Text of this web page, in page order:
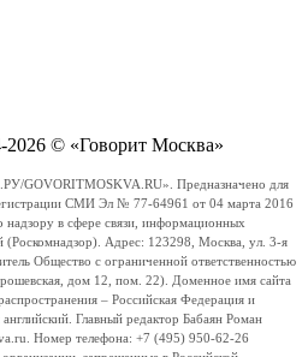
© «Говорит Москва»
GOVORITMOSKVA.RU». Предназначено для
СМИ Эл № 77-64961 от 04 марта 2016
в сфере связи, информационных
(Роскомнадзор). Адрес: 123298, Москва, ул. 3-я
Общество с ограниченной ответственностью
дом 12, пом. 22). Доменное имя сайта
– Российская Федерация и
Главный редактор Бабаян Роман
Номер телефона: +7 (495) 950-62-26